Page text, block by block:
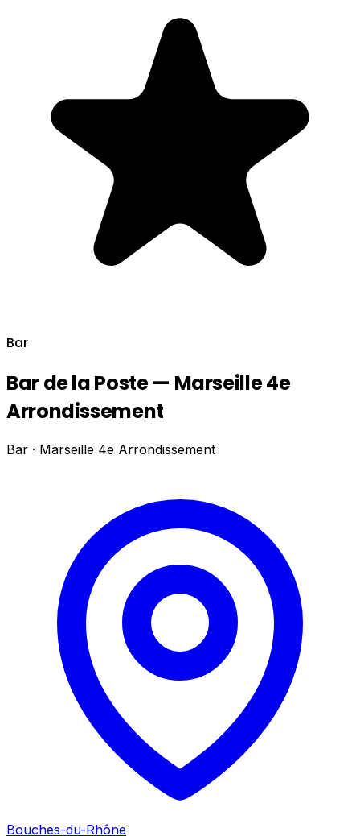
Bar
Bar de la Poste — Marseille 4e
Arrondissement
Bar · Marseille 4e Arrondissement
Bouches-du-Rhône